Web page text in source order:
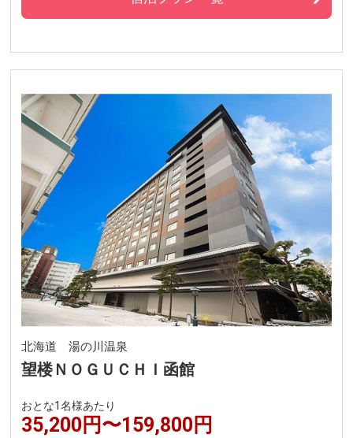
北海道 湯の川温泉
望楼ＮＯＧＵＣＨＩ函館
おとな1名様あたり
35,200円〜159,800円